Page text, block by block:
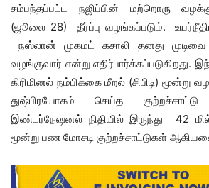
சம்பந்தப்பட்ட நஜிப்பின் மற்றொரு
(ஜூலை 28) தீர்ப்பு வழங்கப்படும்.
நஸ்லான் முகமட் கசாலி தனது
வழங்குவார் என்று எதிர்பார்க்கப்படுகிறது.
கிரிமினல் நம்பிக்கை மீறல் (சிபிடி) மூன்று
துஷ்பிரயோகம் செய்த
இண்டர்நேஷனல் நிதியில் இருந்து 42
மூன்று பண மோசடி குற்றச்சாட்டுகள்